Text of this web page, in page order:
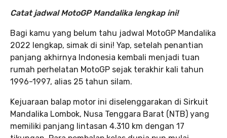
Catat jadwal MotoGP Mandalika lengkap ini!
Bagi kamu yang belum tahu jadwal MotoGP Mandalika
2022 lengkap, simak di sini! Yap, setelah penantian
panjang akhirnya Indonesia kembali menjadi tuan
rumah perhelatan MotoGP sejak terakhir kali tahun
1996-1997, alias 25 tahun silam.
Kejuaraan balap motor ini diselenggarakan di Sirkuit
Mandalika Lombok, Nusa Tenggara Barat (NTB) yang
memiliki panjang lintasan 4.310 km dengan 17